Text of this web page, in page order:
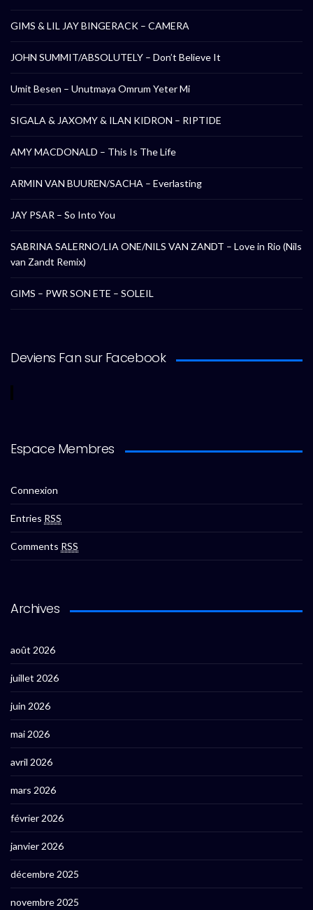
GIMS & LIL JAY BINGERACK – CAMERA
JOHN SUMMIT/ABSOLUTELY – Don’t Believe It
Umit Besen – Unutmaya Omrum Yeter Mi
SIGALA & JAXOMY & ILAN KIDRON – RIPTIDE
AMY MACDONALD – This Is The Life
ARMIN VAN BUUREN/SACHA – Everlasting
JAY PSAR – So Into You
SABRINA SALERNO/LIA ONE/NILS VAN ZANDT – Love in Rio (Nils
van Zandt Remix)
GIMS – PWR SON ETE – SOLEIL
Deviens Fan sur Facebook
Espace Membres
Connexion
Entries RSS
Comments RSS
Archives
août 2026
juillet 2026
juin 2026
mai 2026
avril 2026
mars 2026
février 2026
janvier 2026
décembre 2025
novembre 2025